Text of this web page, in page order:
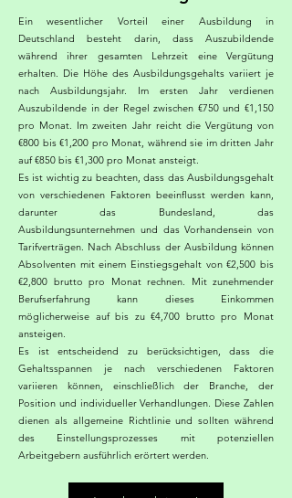
Ein wesentlicher Vorteil einer Ausbildung in
Deutschland besteht darin, dass Auszubildende
während ihrer gesamten Lehrzeit eine Vergütung
erhalten. Die Höhe des Ausbildungsgehalts variiert je
nach Ausbildungsjahr. Im ersten Jahr verdienen
Auszubildende in der Regel zwischen €750 und €1,150
pro Monat. Im zweiten Jahr reicht die Vergütung von
€800 bis €1,200 pro Monat, während sie im dritten Jahr
auf €850 bis €1,300 pro Monat ansteigt.
Es ist wichtig zu beachten, dass das Ausbildungsgehalt
von verschiedenen Faktoren beeinflusst werden kann,
darunter das Bundesland, das
Ausbildungsunternehmen und das Vorhandensein von
Tarifverträgen. Nach Abschluss der Ausbildung können
Absolventen mit einem Einstiegsgehalt von €2,500 bis
€2,800 brutto pro Monat rechnen. Mit zunehmender
Berufserfahrung kann dieses Einkommen
möglicherweise auf bis zu €4,700 brutto pro Monat
ansteigen.
Es ist entscheidend zu berücksichtigen, dass die
Gehaltsspannen je nach verschiedenen Faktoren
variieren können, einschließlich der Branche, der
Position und individueller Verhandlungen. Diese Zahlen
dienen als allgemeine Richtlinie und sollten während
des Einstellungsprozesses mit potenziellen
Arbeitgebern ausführlich erörtert werden.